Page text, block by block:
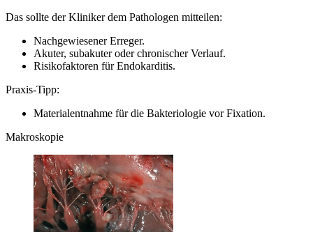
Das sollte der Kliniker dem Pathologen mitteilen:
Nachgewiesener Erreger.
Akuter, subakuter oder chronischer Verlauf.
Risikofaktoren für Endokarditis.
Praxis-Tipp:
Materialentnahme für die Bakteriologie vor Fixation.
Makroskopie